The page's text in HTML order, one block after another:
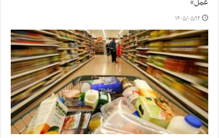
۱۴۰۵/۰۵/۱۴